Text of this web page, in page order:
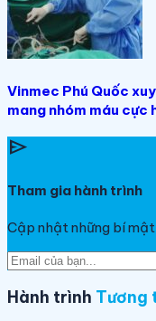
Vinmec Phú Quốc
mang nhóm máu cực
send
Tham gia hành trình
Cập nhật những bí
Hành trình Tương